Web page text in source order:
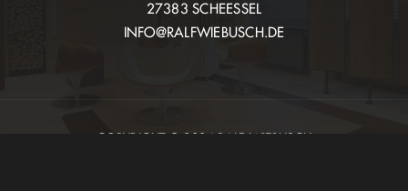
27383 SCHEESSEL
INFO@RALFWIEBUSCH.DE
COPYRIGHT © 2024 RALF WIEBUSCH